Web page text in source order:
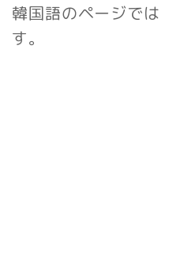
韓国語のページでは
す。